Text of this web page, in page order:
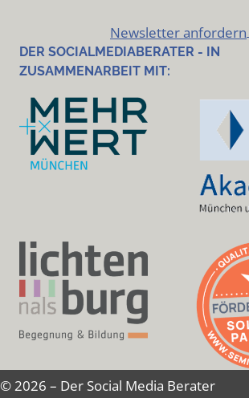
Newsletter anfordern
DER SOCIALMEDIABERATER - IN
ZUSAMMENARBEIT MIT:
© 2026 – Der Social Media Berater